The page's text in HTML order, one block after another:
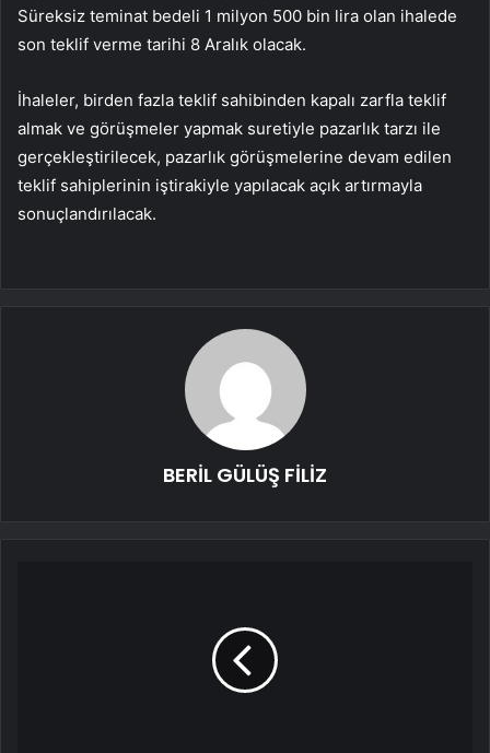
Süreksiz teminat bedeli 1 milyon 500 bin lira olan ihalede
son teklif verme tarihi 8 Aralık olacak.
İhaleler, birden fazla teklif sahibinden kapalı zarfla teklif
almak ve görüşmeler yapmak suretiyle pazarlık tarzı ile
gerçekleştirilecek, pazarlık görüşmelerine devam edilen
teklif sahiplerinin iştirakiyle yapılacak açık artırmayla
sonuçlandırılacak.
BERİL GÜLÜŞ FİLİZ